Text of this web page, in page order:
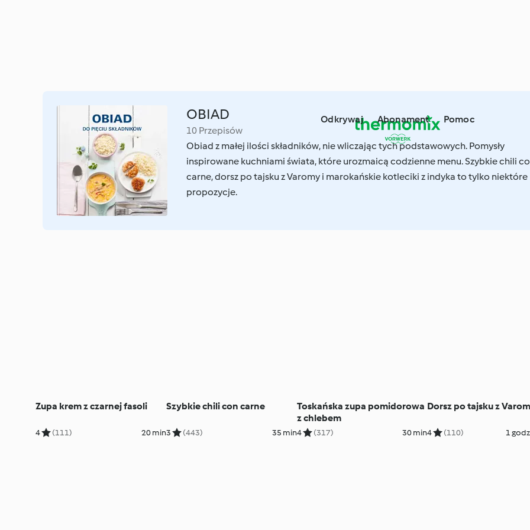
Odkrywaj Abonament Pomoc
OBIAD
10 Przepisów
Obiad z małej ilości składników, nie wliczając tych podstawowych. Pomysły
inspirowane kuchniami świata, które urozmaicą codzienne menu. Szybkie chili
carne, dorsz po tajsku z Varomy i marokańskie kotleciki z indyka to tylko niektóre
propozycje.
Zupa krem z czarnej fasoli
4 (111) 20 min
Szybkie chili con carne
3 (443) 35 min
Toskańska zupa pomidorowa
z chlebem
4 (317) 30 min
Dorsz po tajsku z
4 (110) 1